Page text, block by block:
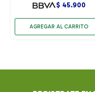
$ 45.900